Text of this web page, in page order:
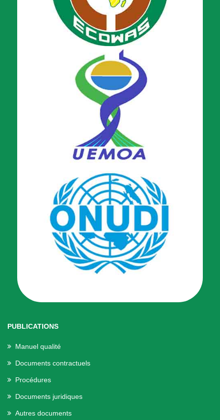
PUBLICATIONS
Manuel qualité
Documents contractuels
Procédures
Documents juridiques
Autres documents